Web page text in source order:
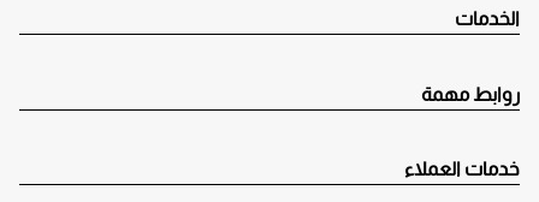
الخدمات
روابط مهمة
خدمات العملاء